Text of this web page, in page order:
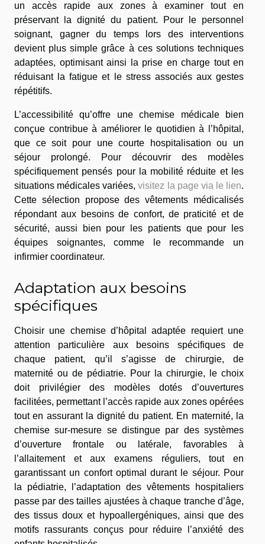
un accès rapide aux zones à examiner tout en
préservant la dignité du patient. Pour le personnel
soignant, gagner du temps lors des interventions
devient plus simple grâce à ces solutions techniques
adaptées, optimisant ainsi la prise en charge tout en
réduisant la fatigue et le stress associés aux gestes
répétitifs.
L’accessibilité qu’offre une chemise médicale bien
conçue contribue à améliorer le quotidien à l’hôpital,
que ce soit pour une courte hospitalisation ou un
séjour prolongé. Pour découvrir des modèles
spécifiquement pensés pour la mobilité réduite et les
situations médicales variées,visitez la page via le lien.
Cette sélection propose des vêtements médicalisés
répondant aux besoins de confort, de praticité et de
sécurité, aussi bien pour les patients que pour les
équipes soignantes, comme le recommande un
infirmier coordinateur.
Adaptation aux besoins
spécifiques
Choisir une chemise d’hôpital adaptée requiert une
attention particulière aux besoins spécifiques de
chaque patient, qu’il s’agisse de chirurgie, de
maternité ou de pédiatrie. Pour la chirurgie, le choix
doit privilégier des modèles dotés d’ouvertures
facilitées, permettant l’accès rapide aux zones opérées
tout en assurant la dignité du patient. En maternité, la
chemise sur-mesure se distingue par des systèmes
d’ouverture frontale ou latérale, favorables à
l’allaitement et aux examens réguliers, tout en
garantissant un confort optimal durant le séjour. Pour
la pédiatrie, l’adaptation des vêtements hospitaliers
passe par des tailles ajustées à chaque tranche d’âge,
des tissus doux et hypoallergéniques, ainsi que des
motifs rassurants conçus pour réduire l’anxiété des